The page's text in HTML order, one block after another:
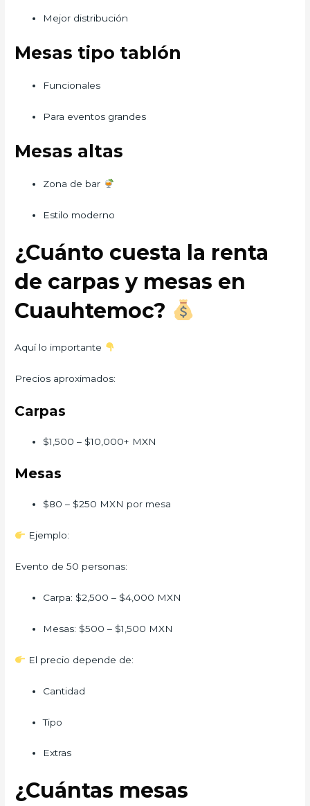
Mejor distribución
Mesas tipo tablón
Funcionales
Para eventos grandes
Mesas altas
Zona de bar
Estilo moderno
¿Cuánto cuesta la renta
de carpas y mesas en
Cuauhtemoc?
Aquí lo importante
Precios aproximados:
Carpas
$1,500 – $10,000+ MXN
Mesas
$80 – $250 MXN por mesa
Ejemplo:
Evento de 50 personas:
Carpa: $2,500 – $4,000 MXN
Mesas: $500 – $1,500 MXN
El precio depende de:
Cantidad
Tipo
Extras
¿Cuántas mesas